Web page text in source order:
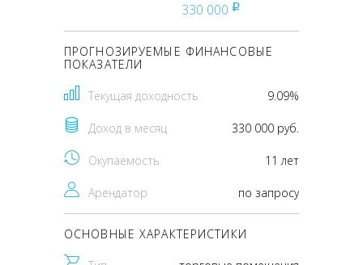
330 000 pуб
ПРОГНОЗИРУЕМЫЕ ФИНАНСОВЫЕ
ПОКАЗАТЕЛИ
Текущая доходность 9.09%
Доход в месяц 330 000 руб.
Окупаемость 11 лет
Арендатор по запросу
ОСНОВНЫЕ ХАРАКТЕРИСТИКИ